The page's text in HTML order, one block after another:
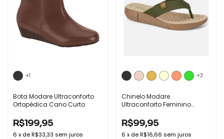
Bota Modare Ultraconforto
Ortopédica Cano Curto
R$199,95
6 x deR$33,33 sem juros
+1
Chinelo Modare
Ultraconforto Feminino
Macio
R$99,95
6 x deR$16,66 sem juros
+3